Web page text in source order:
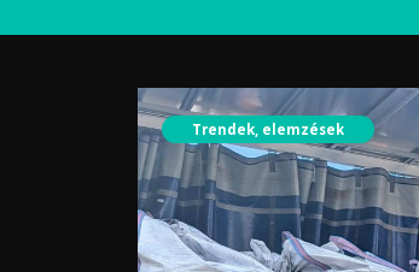
Trendek, elemzések